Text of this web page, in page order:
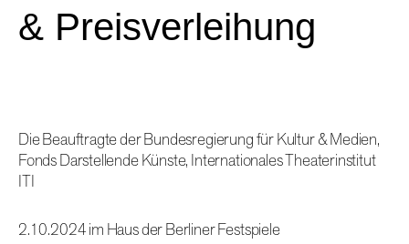
& Preisverleihung
Die Beauftragte der Bundesregierung für Kultur & Medien,
Fonds Darstellende Künste, Internationales Theaterinstitut
ITI
2.10.2024 im Haus der Berliner Festspiele